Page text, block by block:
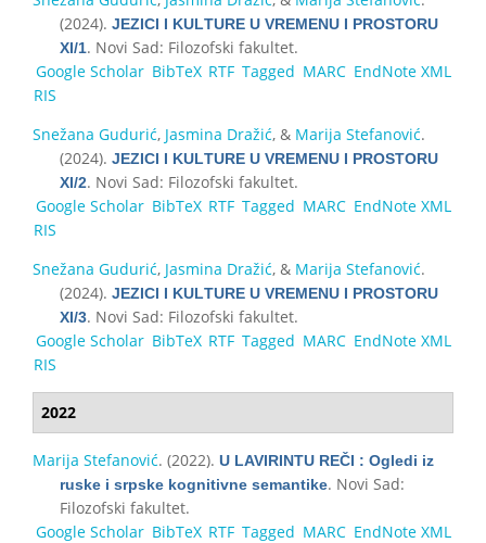
(2024). ЈЕZICI I KULТURЕ U VRЕМЕNU I PRОSТОRU
XI/1. Novi Sad: Filozofski fakultet.
Google Scholar BibTeX RTF Tagged MARC EndNote XML
RIS
Snežana Gudurić, Jasmina Dražić, & Marija Stefanović.
(2024). ЈЕZICI I KULТURЕ U VRЕМЕNU I PRОSТОRU
XI/2. Novi Sad: Filozofski fakultet.
Google Scholar BibTeX RTF Tagged MARC EndNote XML
RIS
Snežana Gudurić, Jasmina Dražić, & Marija Stefanović.
(2024). ЈЕZICI I KULТURЕ U VRЕМЕNU I PRОSТОRU
XI/3. Novi Sad: Filozofski fakultet.
Google Scholar BibTeX RTF Tagged MARC EndNote XML
RIS
2022
Marija Stefanović. (2022). U LAVIRINTU REČI : Ogledi iz
ruske i srpske kognitivne semantike. Novi Sad:
Filozofski fakultet.
Google Scholar BibTeX RTF Tagged MARC EndNote XML